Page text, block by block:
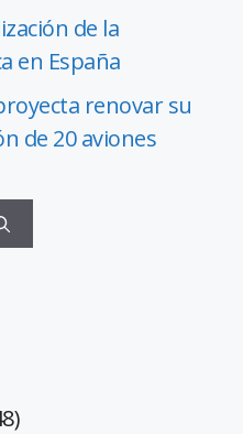
de la
en España
renovar su
de 20 aviones